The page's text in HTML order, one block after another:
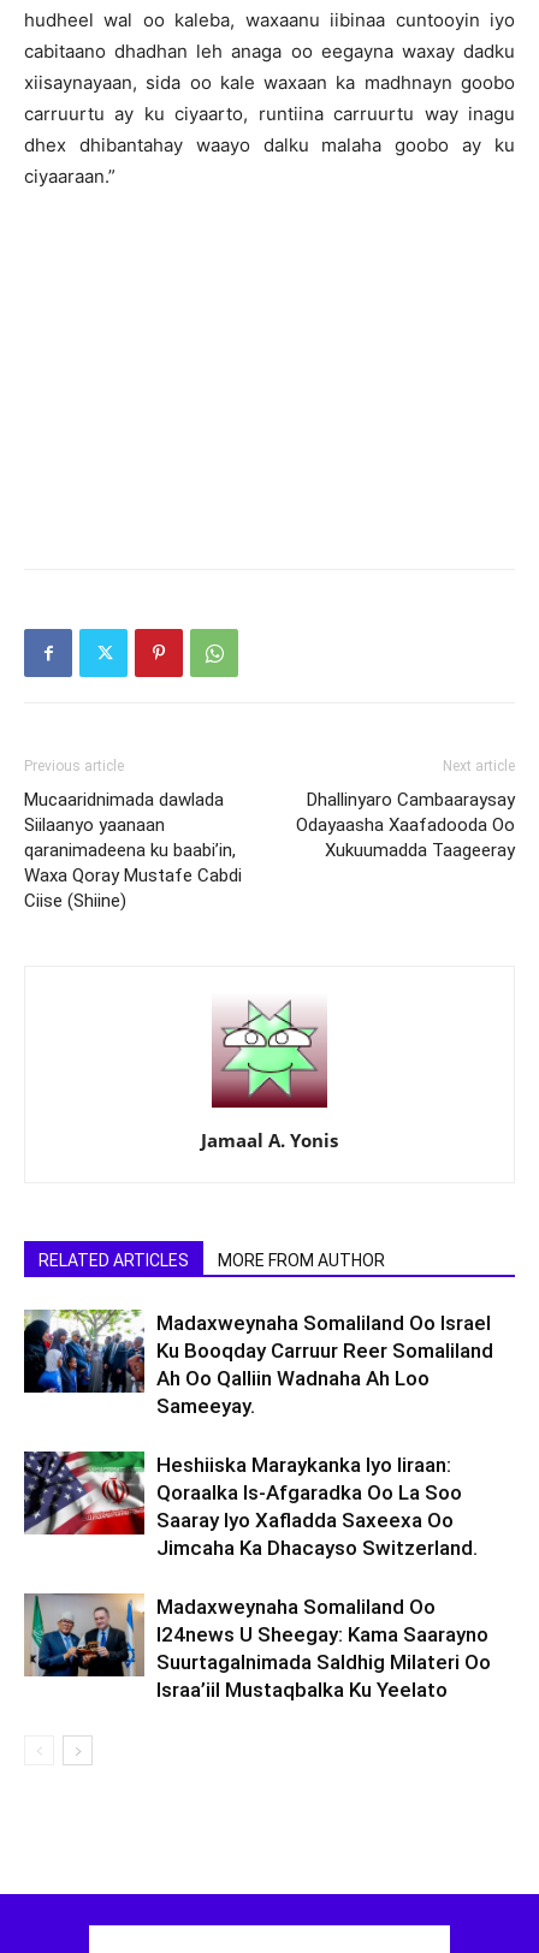
hudheel wal oo kaleba, waxaanu iibinaa cuntooyin iyo
cabitaano dhadhan leh anaga oo eegayna waxay dadku
xiisaynayaan, sida oo kale waxaan ka madhnayn goobo
carruurtu ay ku ciyaarto, runtiina carruurtu way inagu
dhex dhibantahay waayo dalku malaha goobo ay ku
ciyaaraan.”
Previous article
Mucaaridnimada dawlada
Siilaanyo yaanaan
qaranimadeena ku baabi’in,
Waxa Qoray Mustafe Cabdi
Ciise (Shiine)
Next article
Dhallinyaro Cambaaraysay
Odayaasha Xaafadooda Oo
Xukuumadda Taageeray
Jamaal A. Yonis
RELATED ARTICLES MORE FROM AUTHOR
Madaxweynaha Somaliland Oo Israel
Ku Booqday Carruur Reer Somaliland
Ah Oo Qalliin Wadnaha Ah Loo
Sameeyay.
Heshiiska Maraykanka Iyo Iiraan:
Qoraalka Is-Afgaradka Oo La Soo
Saaray Iyo Xafladda Saxeexa Oo
Jimcaha Ka Dhacayso Switzerland.
Madaxweynaha Somaliland Oo
I24news U Sheegay: Kama Saarayno
Suurtagalnimada Saldhig Milateri Oo
Israa’iil Mustaqbalka Ku Yeelato